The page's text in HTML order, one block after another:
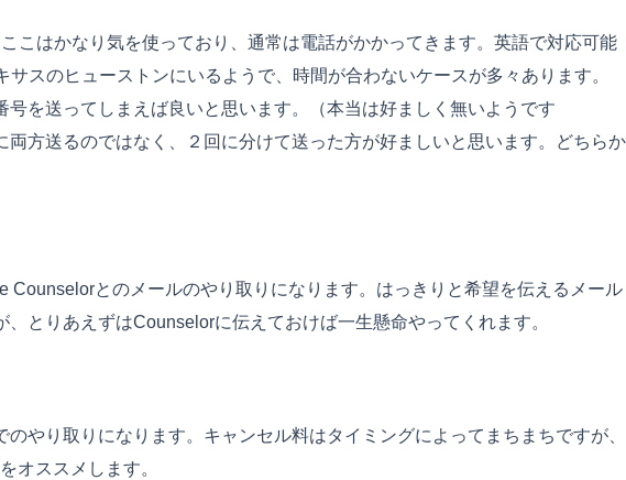
こはかなり気を使っており、通常は電話がかかってきます。英語で対応可能
スのヒューストンにいるようで、時間が合わないケースが多々あります。
を送ってしまえば良いと思います。（本当は好ましく無いようです
方送るのではなく、２回に分けて送った方が好ましいと思います。どちらか
とのメールのやり取りになります。はっきりと希望を伝えるメール
とりあえずはCounselorに伝えておけば一生懸命やってくれます。
やり取りになります。キャンセル料はタイミングによってまちまちですが、
オススメします。